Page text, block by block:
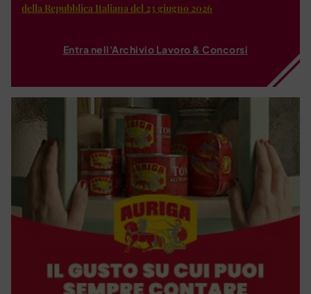
della Repubblica Italiana del 23 giugno 2026
Entra nell'Archivio Lavoro & Concorsi